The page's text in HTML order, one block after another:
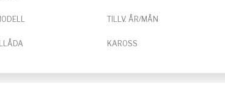
TILLV. ÅR/MÅN
KAROSS